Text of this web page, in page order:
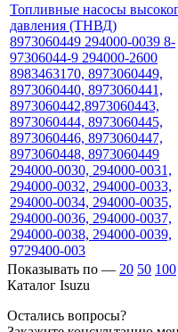
Топливные насосы
давления (ТНВД)
8973060449 294000-0039 8-
97306044-9 294000-2600
8983463170, 8973060449,
8973060440, 8973060441,
8973060442,8973060443,
8973060444, 8973060445,
8973060446, 8973060447,
8973060448, 8973060449
294000-0030, 294000-0031,
294000-0032, 294000-0033,
294000-0034, 294000-0035,
294000-0036, 294000-0037,
294000-0038, 294000-0039,
9729400-003
Показывать по — 20 50 100
Каталог Isuzu
Остались вопросы?